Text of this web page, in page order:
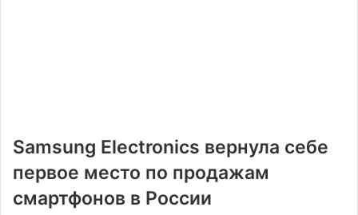
Samsung Electronics вернула себе
первое место по продажам
смартфонов в России